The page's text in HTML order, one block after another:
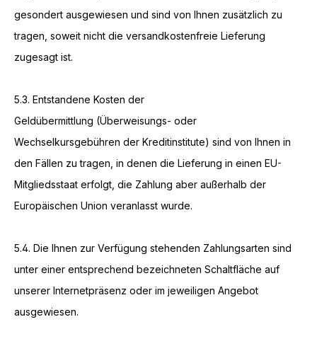
gesondert ausgewiesen und sind von Ihnen zusätzlich zu
tragen, soweit nicht die versandkostenfreie Lieferung
zugesagt ist.
5.3. Entstandene Kosten der
Geldübermittlung (Überweisungs- oder
Wechselkursgebühren der Kreditinstitute) sind von Ihnen in
den Fällen zu tragen, in denen die Lieferung in einen EU-
Mitgliedsstaat erfolgt, die Zahlung aber außerhalb der
Europäischen Union veranlasst wurde.
5.4. Die Ihnen zur Verfügung stehenden Zahlungsarten sind
unter einer entsprechend bezeichneten Schaltfläche auf
unserer Internetpräsenz oder im jeweiligen Angebot
ausgewiesen.